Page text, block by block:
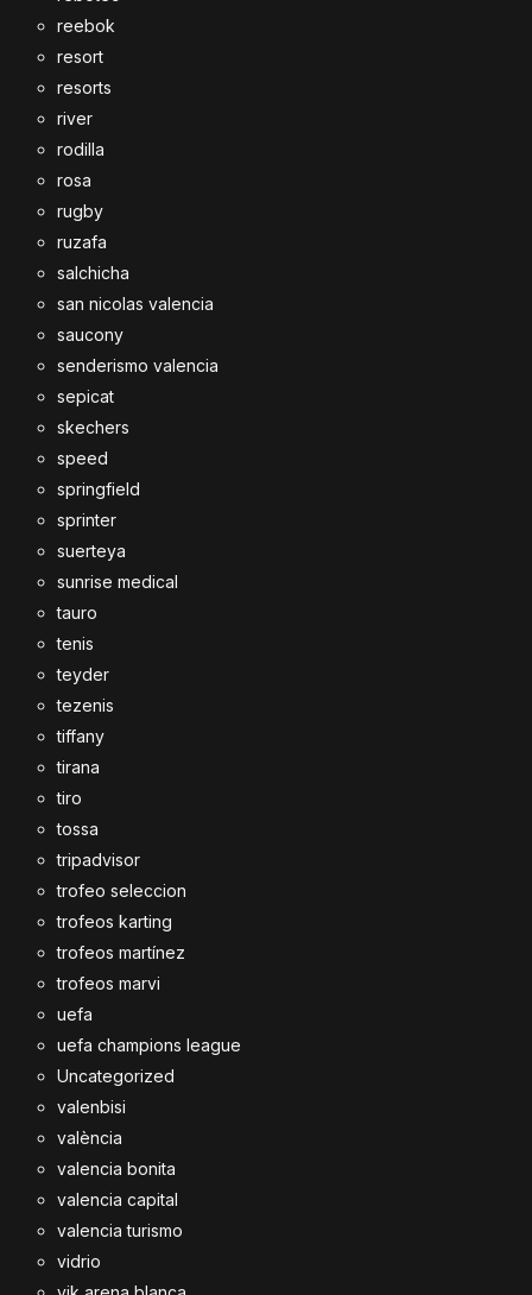
reebok
resort
resorts
river
rodilla
rosa
rugby
ruzafa
salchicha
san nicolas valencia
saucony
senderismo valencia
sepicat
skechers
speed
springfield
sprinter
suerteya
sunrise medical
tauro
tenis
teyder
tezenis
tiffany
tirana
tiro
tossa
tripadvisor
trofeo seleccion
trofeos karting
trofeos martínez
trofeos marvi
uefa
uefa champions league
Uncategorized
valenbisi
valència
valencia bonita
valencia capital
valencia turismo
vidrio